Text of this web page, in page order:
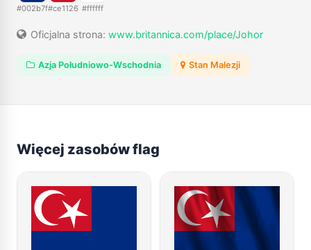
#002b7f#ce1126 #ffffff
Oficjalna strona: www.britannica.com/place/Johor
Azja Południowo-Wschodnia Stan Malezji
Więcej zasobów flag